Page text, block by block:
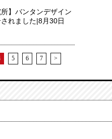
】バンタンデザイン
されました|8月30日
5 6 7 >